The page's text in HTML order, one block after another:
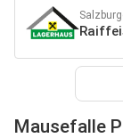
Mausefalle